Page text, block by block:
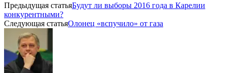
Предыдущая статьяБудут ли выборы 2016 года в Карелии
конкурентными?
Следующая статьяОлонец «вспучило» от газа